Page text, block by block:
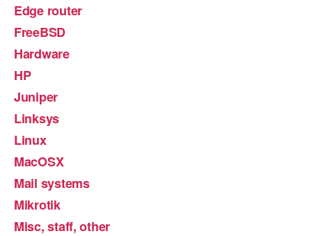
Edge router
FreeBSD
Hardware
HP
Juniper
Linksys
Linux
MacOSX
Mail systems
Mikrotik
Misc, staff, other